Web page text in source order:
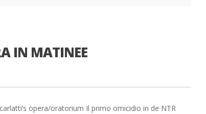
IN MATINEE
opera/oratorium Il primo omicidio in de NTR